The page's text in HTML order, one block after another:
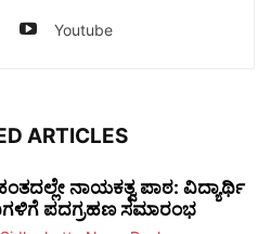
Youtube
ARTICLES
ನಾಯಕತ್ವ ಪಾಠ: ವಿದ್ಯಾರ್ಥಿ
ಪದಗ್ರಹಣ ಸಮಾರಂಭ